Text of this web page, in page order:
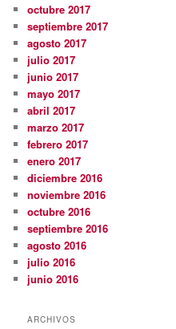
octubre 2017
septiembre 2017
agosto 2017
julio 2017
junio 2017
mayo 2017
abril 2017
marzo 2017
febrero 2017
enero 2017
diciembre 2016
noviembre 2016
octubre 2016
septiembre 2016
agosto 2016
julio 2016
junio 2016
ARCHIVOS